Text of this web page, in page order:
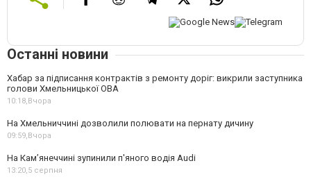
Останні новини
Хабар за підписання контрактів з ремонту доріг: викрили заступника
голови Хмельницької ОВА
10:18,Вчора
На Хмельниччині дозволили полювати на пернату дичину
09:59,Вчора
На Камʼянеччині зупинили п'яного водія Audi
13:20,5 серпня